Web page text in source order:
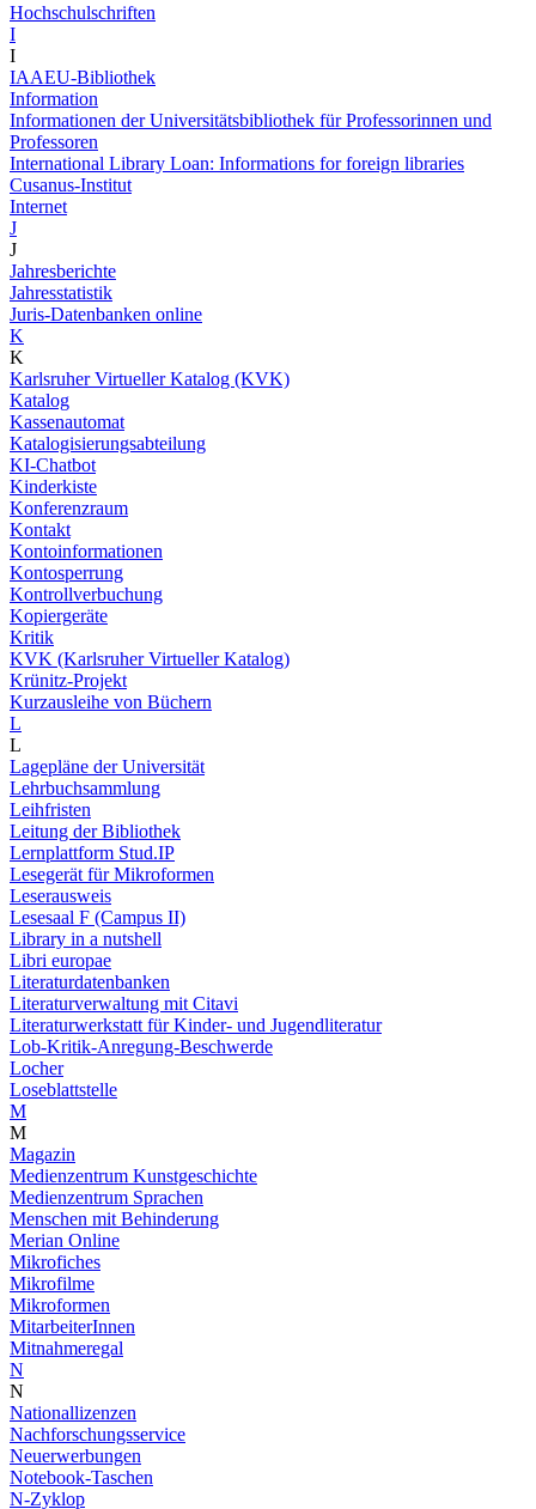
Hochschulschriften
I
I
IAAEU-Bibliothek
Information
Informationen der Universitätsbibliothek für Professorinnen und
Professoren
International Library Loan: Informations for foreign libraries
Cusanus-Institut
Internet
J
J
Jahresberichte
Jahresstatistik
Juris-Datenbanken online
K
K
Karlsruher Virtueller Katalog (KVK)
Katalog
Kassenautomat
Katalogisierungsabteilung
KI-Chatbot
Kinderkiste
Konferenzraum
Kontakt
Kontoinformationen
Kontosperrung
Kontrollverbuchung
Kopiergeräte
Kritik
KVK (Karlsruher Virtueller Katalog)
Krünitz-Projekt
Kurzausleihe von Büchern
L
L
Lagepläne der Universität
Lehrbuchsammlung
Leihfristen
Leitung der Bibliothek
Lernplattform Stud.IP
Lesegerät für Mikroformen
Leserausweis
Lesesaal F (Campus II)
Library in a nutshell
Libri europae
Literaturdatenbanken
Literaturverwaltung mit Citavi
Literaturwerkstatt für Kinder- und Jugendliteratur
Lob-Kritik-Anregung-Beschwerde
Locher
Loseblattstelle
M
M
Magazin
Medienzentrum Kunstgeschichte
Medienzentrum Sprachen
Menschen mit Behinderung
Merian Online
Mikrofiches
Mikrofilme
Mikroformen
MitarbeiterInnen
Mitnahmeregal
N
N
Nationallizenzen
Nachforschungsservice
Neuerwerbungen
Notebook-Taschen
N-Zyklop